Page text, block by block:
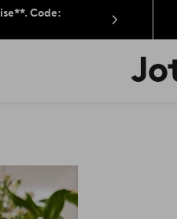
Code:
Jotex-
Logo